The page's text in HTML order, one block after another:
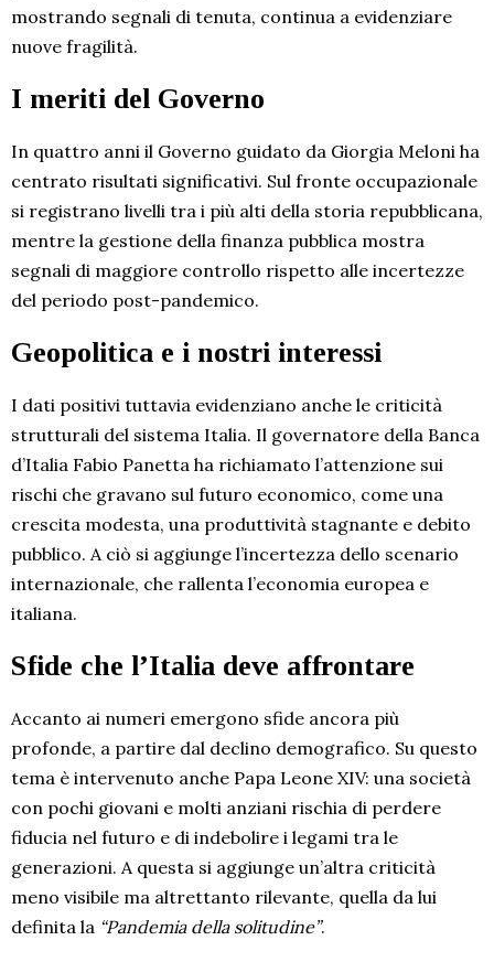
mostrando segnali di tenuta, continua a evidenziare
nuove fragilità.
I meriti del Governo
In quattro anni il Governo guidato da Giorgia Meloni ha
centrato risultati significativi. Sul fronte occupazionale
si registrano livelli tra i più alti della storia repubblicana,
mentre la gestione della finanza pubblica mostra
segnali di maggiore controllo rispetto alle incertezze
del periodo post-pandemico.
Geopolitica e i nostri interessi
I dati positivi tuttavia evidenziano anche le criticità
strutturali del sistema Italia. Il governatore della Banca
d’Italia Fabio Panetta ha richiamato l’attenzione sui
rischi che gravano sul futuro economico, come una
crescita modesta, una produttività stagnante e debito
pubblico. A ciò si aggiunge l’incertezza dello scenario
internazionale, che rallenta l’economia europea e
italiana.
Sfide che l’Italia deve affrontare
Accanto ai numeri emergono sfide ancora più
profonde, a partire dal declino demografico. Su questo
tema è intervenuto anche Papa Leone XIV: una società
con pochi giovani e molti anziani rischia di perdere
fiducia nel futuro e di indebolire i legami tra le
generazioni. A questa si aggiunge un’altra criticità
meno visibile ma altrettanto rilevante, quella da lui
definita la “Pandemia della solitudine”.